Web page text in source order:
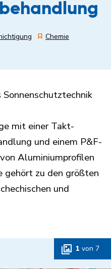
Chemie
mit einer Takt-
und einem P&F-
Aluminiumprofilen
gehört zu den größten
und
1 von 7